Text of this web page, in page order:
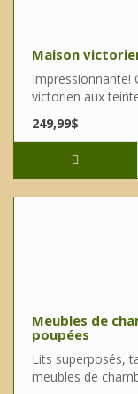
Maison
Impressionnante!
victorien aux
249,99$
Meubles de
poupées
Lits superposés,
meubles de